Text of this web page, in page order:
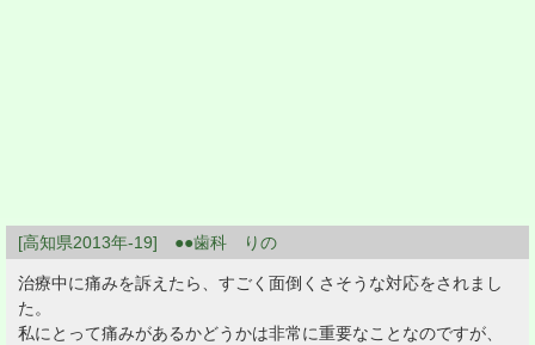
[高知県2013年-19] ●●歯科 りの
治療中に痛みを訴えたら、すごく面倒くさそうな対応をされまし
た。
私にとって痛みがあるかどうかは非常に重要なことなのですが、